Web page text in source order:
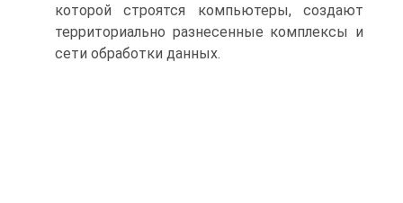
которой строятся компьютеры, создают
территориально разнесенные комплексы и
сети обработки данных.